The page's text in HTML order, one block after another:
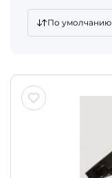
По умолчанию